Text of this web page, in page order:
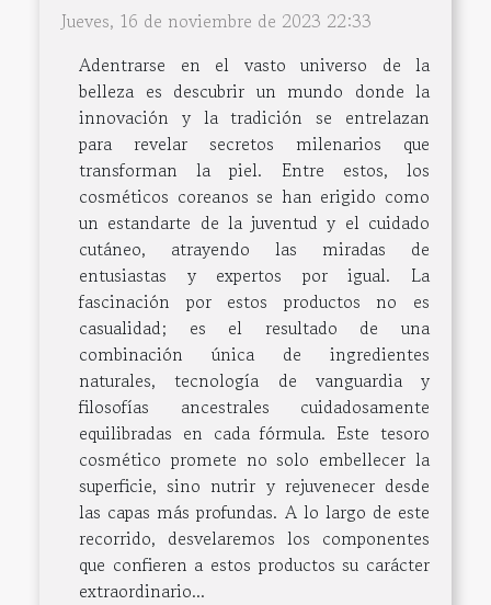
Jueves, 16 de noviembre de 2023 22:33
Adentrarse en el vasto universo de la
belleza es descubrir un mundo donde la
innovación y la tradición se entrelazan
para revelar secretos milenarios que
transforman la piel. Entre estos, los
cosméticos coreanos se han erigido como
un estandarte de la juventud y el cuidado
cutáneo, atrayendo las miradas de
entusiastas y expertos por igual. La
fascinación por estos productos no es
casualidad; es el resultado de una
combinación única de ingredientes
naturales, tecnología de vanguardia y
filosofías ancestrales cuidadosamente
equilibradas en cada fórmula. Este tesoro
cosmético promete no solo embellecer la
superficie, sino nutrir y rejuvenecer desde
las capas más profundas. A lo largo de este
recorrido, desvelaremos los componentes
que confieren a estos productos su carácter
extraordinario...